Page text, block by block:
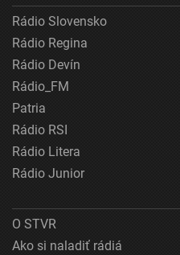
Rádio Slovensko
Rádio Regina
Rádio Devín
Rádio_FM
Patria
Rádio RSI
Rádio Litera
Rádio Junior
O STVR
Ako si naladiť rádiá